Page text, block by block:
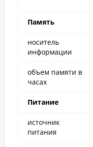
Память
носитель
информации
объем памяти в
часах
Питание
источник
питания